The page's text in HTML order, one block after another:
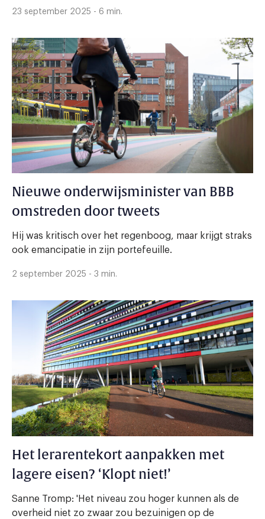
23 september 2025 - 6 min.
Nieuwe onderwijsminister van BBB
omstreden door tweets
Hij was kritisch over het regenboog, maar krijgt straks
ook emancipatie in zijn portefeuille.
2 september 2025 - 3 min.
Het lerarentekort aanpakken met
lagere eisen? ‘Klopt niet!’
Sanne Tromp: 'Het niveau zou hoger kunnen als de
overheid niet zo zwaar zou bezuinigen op de